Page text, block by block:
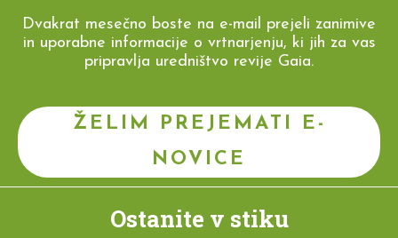
Dvakrat mesečno boste na e-mail prejeli zanimive
in uporabne informacije o vrtnarjenju, ki jih za vas
pripravlja uredništvo revije Gaia.
ŽELIM PREJEMATI E-
NOVICE
Ostanite v stiku